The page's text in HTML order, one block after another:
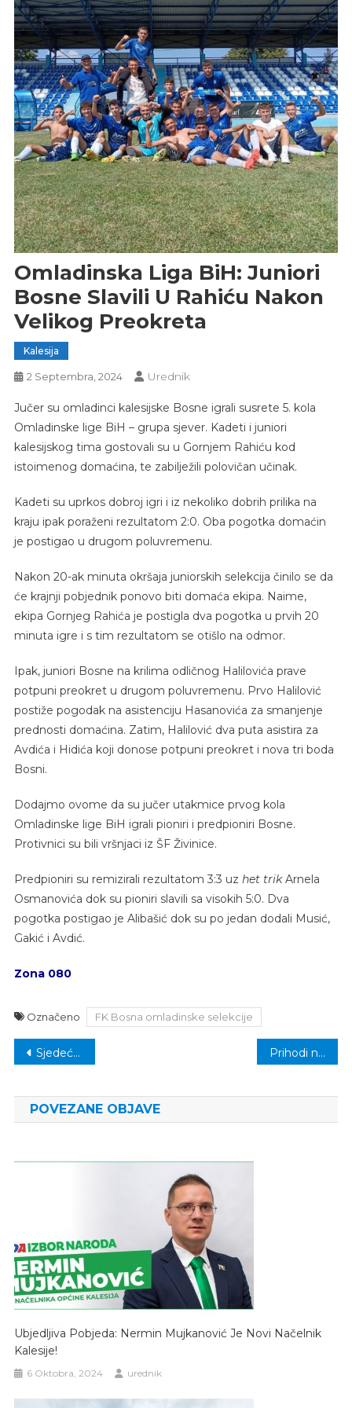
Omladinska Liga BiH: Juniori
Bosne Slavili U Rahiću Nakon
Velikog Preokreta
Kalesija
2 Septembra, 2024 Urednik
Jučer su omladinci kalesijske Bosne igrali susrete 5. kola
Omladinske lige BiH – grupa sjever. Kadeti i juniori
kalesijskog tima gostovali su u Gornjem Rahiću kod
istoimenog domaćina, te zabilježili polovičan učinak.
Kadeti su uprkos dobroj igri i iz nekoliko dobrih prilika na
kraju ipak poraženi rezultatom 2:0. Oba pogotka domaćin
je postigao u drugom poluvremenu.
Nakon 20-ak minuta okršaja juniorskih selekcija činilo se da
će krajnji pobjednik ponovo biti domaća ekipa. Naime,
ekipa Gornjeg Rahića je postigla dva pogotka u prvih 20
minuta igre i s tim rezultatom se otišlo na odmor.
Ipak, juniori Bosne na krilima odličnog Halilovića prave
potpuni preokret u drugom poluvremenu. Prvo Halilović
postiže pogodak na asistenciju Hasanovića za smanjenje
prednosti domaćina. Zatim, Halilović dva puta asistira za
Avdića i Hidića koji donose potpuni preokret i nova tri boda
Bosni.
Dodajmo ovome da su jučer utakmice prvog kola
Omladinske lige BiH igrali pioniri i predpioniri Bosne.
Protivnici su bili vršnjaci iz ŠF Živinice.
Predpioniri su remizirali rezultatom 3:3 uz het trikArnela
Osmanovića dok su pioniri slavili sa visokih 5:0. Dva
pogotka postigao je Alibašić dok su po jedan dodali Musić,
Gakić i Avdić.
Zona 080
Označeno FK Bosna omladinske selekcije
Navigacija
Sjedeća odbojka: BiH u polufinalu Paraolimpijskih igara! Prihodi nastavili rast, UIO BiH prikupila 7,503 milijardi KM
POVEZANE OBJAVE
Ubjedljiva Pobjeda: Nermin Mujkanović Je Novi Načelnik
Kalesije!
6 Oktobra, 2024 urednik